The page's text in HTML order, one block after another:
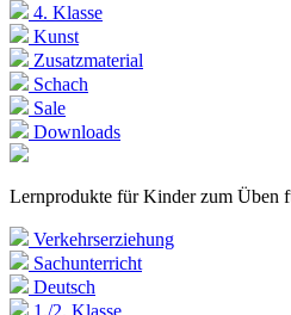
4. Klasse
Kunst
Zusatzmaterial
Schach
Sale
Downloads
Lernprodukte für Kinder zum Üben
Verkehrserziehung
Sachunterricht
Deutsch
1./2. Klasse